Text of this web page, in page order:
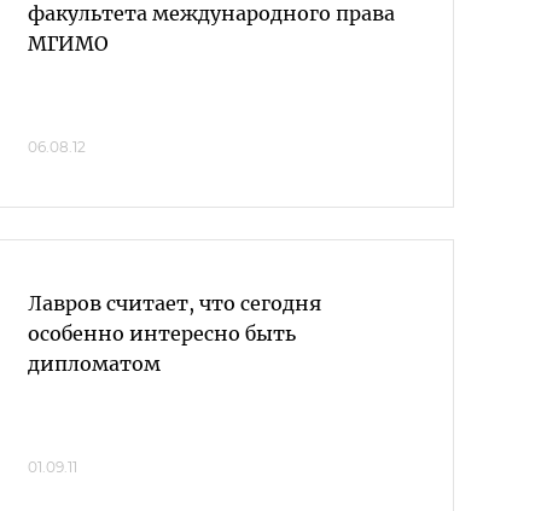
факультета международного права
МГИМО
06.08.12
Лавров считает, что сегодня
особенно интересно быть
дипломатом
01.09.11